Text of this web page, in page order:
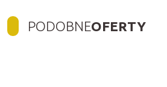
PODOBNEOFERTY